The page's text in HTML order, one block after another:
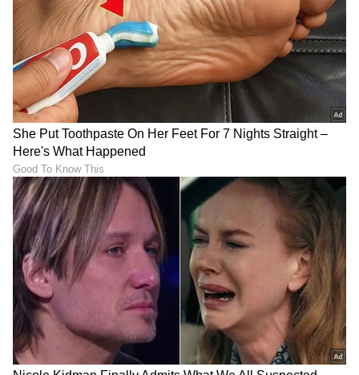
ಮಜ್ಜಿಗೆಗೆ ಈ ಒಂದು ಪುಡಿ ಹಾಕಿ
ಕುಡಿದು ನೋಡಿ, ಶುಗರ್‌ ಲೆವಲ್
ಕಂಟ್ರೋಲ್ ಜೊತೆಗೆ ಯಂಗ್
ಆಗ್ತೀರಾ!
Tamarind Water: ಪ್ರತಿದಿನ
ಹುಣಸೆ ರಸ ಕುಡಿಬಹುದಾ?
ಮ್ಯಾಜಿಕ್ ಮಾಡುತ್ತಾ ಅಥವಾ
ಡ್ಯಾಮೇಜ್ ಆಗುತ್ತಾ?
Varicose Veins: ಕಾಲುಗಳಲ್ಲಿ
ನೀಲಿ ರಕ್ತನಾಳಗಳು ಕಾಣಿಸ್ತಿದ್ಯಾ?
ಈ ಲಕ್ಷಣಗಳನ್ನು ನಿರ್ಲಕ್ಷಿಸಬೇಡಿ!
ಪ್ರತಿದಿನ ಈ ಆಹಾರ ತಗೋತಿದ್ರೆ
ಕೂದಲು ಉದುರೋದು ಪಕ್ಕಾ
ನಿಲ್ಲುತ್ತೆ!
LATEST VIDEOS